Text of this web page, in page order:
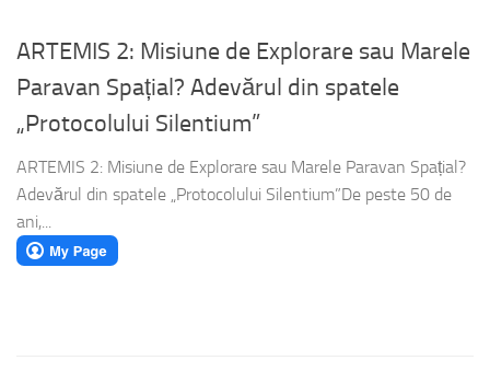
ARTEMIS 2: Misiune de Explorare sau Marele
Paravan Spațial? Adevărul din spatele
„Protocolului Silentium”
ARTEMIS 2: Misiune de Explorare sau Marele Paravan Spațial?
Adevărul din spatele „Protocolului Silentium”​De peste 50 de
ani,...